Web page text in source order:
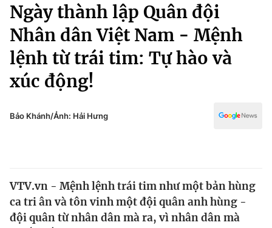
Chính trị
Xã hội
Pháp luật
Y tế
Thế giới đó đây
Câu chuyện quốc tế
Kinh tế
Tài chính
Dữ liệu và đời sống
Truyền hình
Văn hóa - Giải trí
Đời sống
Công nghệ
Giáo dục
Ngày thành lập Quân đội
Nhân dân Việt Nam - Mệnh
lệnh từ trái tim: Tự hào và
xúc động!
Bảo Khánh/Ảnh: Hải Hưng
VTV.vn - Mệnh lệnh trái tim như một bản hùng
ca tri ân và tôn vinh một đội quân anh hùng -
đội quân từ nhân dân mà ra, vì nhân dân mà